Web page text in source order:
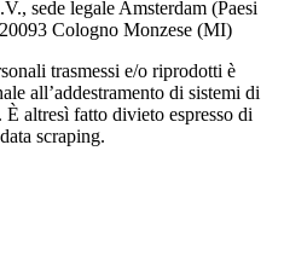
sede legale Amsterdam (Paesi
Cologno Monzese (MI)
trasmessi e/o riprodotti è
all’addestramento di sistemi di
altresì fatto divieto espresso di
scraping.